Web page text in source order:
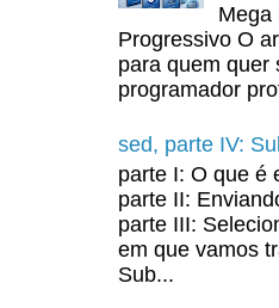
Mega
Progressivo O
para quem quer
programador
sed, parte IV:
parte I: O que é
parte II:
parte III:
em que vamos
Sub...